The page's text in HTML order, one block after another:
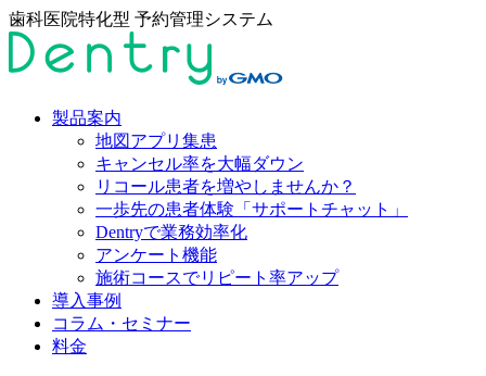
歯科医院特化型 予約管理システム
製品案内
地図アプリ集患
キャンセル率を大幅ダウン
リコール患者を増やしませんか？
一歩先の患者体験「サポートチャット」
Dentryで業務効率化
アンケート機能
施術コースでリピート率アップ
導入事例
コラム・セミナー
料金